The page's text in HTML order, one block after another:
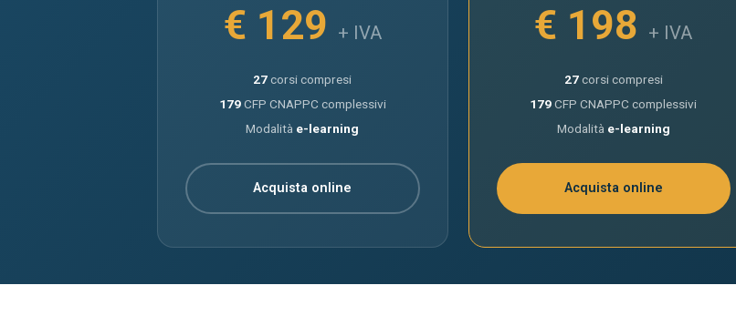
€ 129 + IVA
27corsi compresi
179CFP CNAPPC complessivi
Modalità e-learning
Acquista online
€ 198 + IVA
27corsi compresi
179CFP CNAPPC complessivi
Modalità e-learning
Acquista online